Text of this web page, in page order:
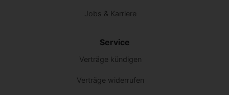
Jobs & Karriere
Service
Verträge kündigen
Verträge widerrufen